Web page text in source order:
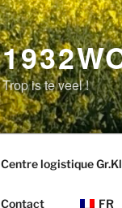
Trop is te veel !
Centre logistique
Contact FR